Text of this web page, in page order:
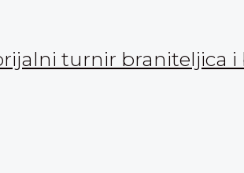
turnir braniteljica